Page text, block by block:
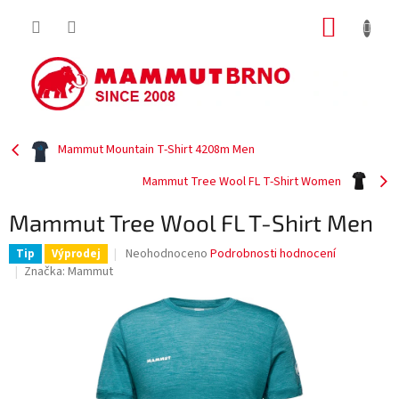
Mammut Mountain T-Shirt 4208m Men
Mammut Tree Wool FL T-Shirt Women
Mammut Tree Wool FL T-Shirt Men
Tip Výprodej
Průměrné
0,0
z
5
hvězdiček.
Neohodnoceno Podrobnosti hodnocení
Značka: Mammut